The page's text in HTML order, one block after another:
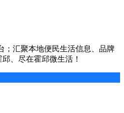
；汇聚本地便民生活信息、品牌
、尽在霍邱微生活！